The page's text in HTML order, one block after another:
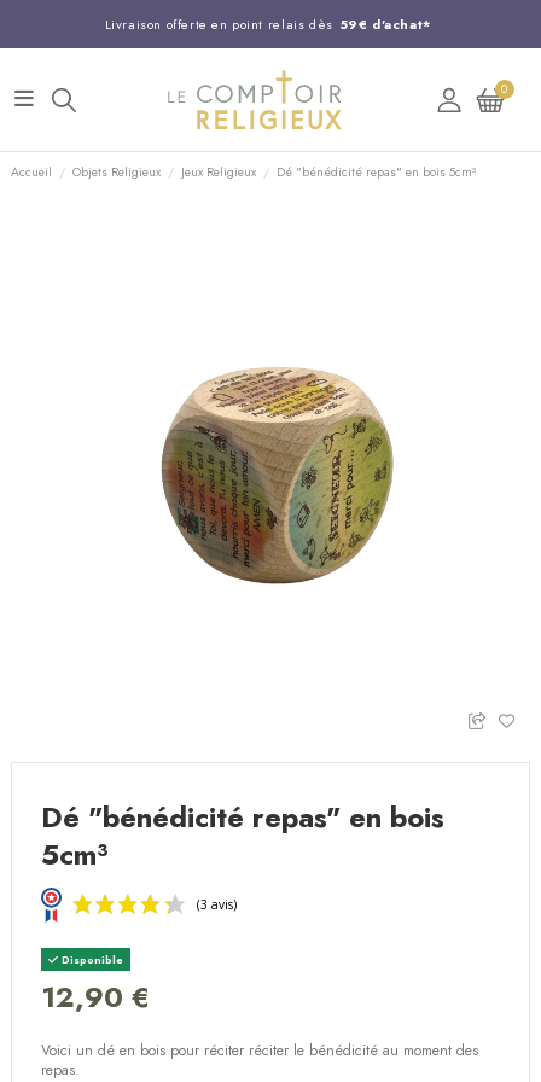
Livraison offerte en point relais dès 59€ d'achat*
Entreprise Française familiale
Support client disponible au 03 20 24 74 15
Commandez avant 14H, expédition le jour même !
0
Accueil Objets Religieux Jeux Religieux Dé "bénédicité repas" en bois 5cm³
Dé "bénédicité repas" en bois
5cm³
Disponible
12,90 €
Voici un dé en bois pour réciter réciter le bénédicité au moment des
repas.